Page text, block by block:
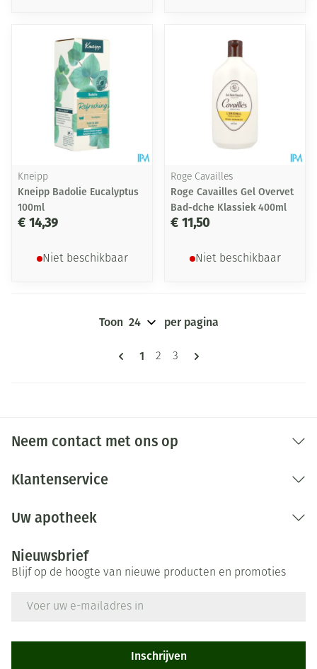
Kneipp
Kneipp Badolie Eucalyptus
100ml
€ 14,39
Niet beschikbaar
Roge Cavailles
Roge Cavailles Gel Overvet
Bad-dche Klassiek 400ml
€ 11,50
Niet beschikbaar
Pagina's
U lees momenteel pagina
1 Pagina
2 Pagina
3
Toon per pagina
Neem contact met ons op
Klantenservice
Uw apotheek
Nieuwsbrief
Blijf op de hoogte van nieuwe producten en promoties
Inschrijven